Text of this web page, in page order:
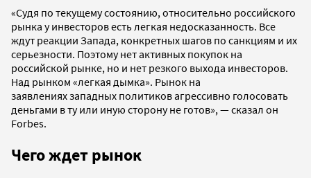
«Судя по текущему состоянию, относительно российского
рынка у инвесторов есть легкая недосказанность. Все
ждут реакции Запада, конкретных шагов по санкциям и их
серьезности. Поэтому нет активных покупок на
российской рынке, но и нет резкого выхода инвесторов.
Над рынком «легкая дымка». Рынок на
заявлениях западных политиков агрессивно голосовать
деньгами в ту или иную сторону не готов», — сказал он
Forbes.
Чего ждет рынок